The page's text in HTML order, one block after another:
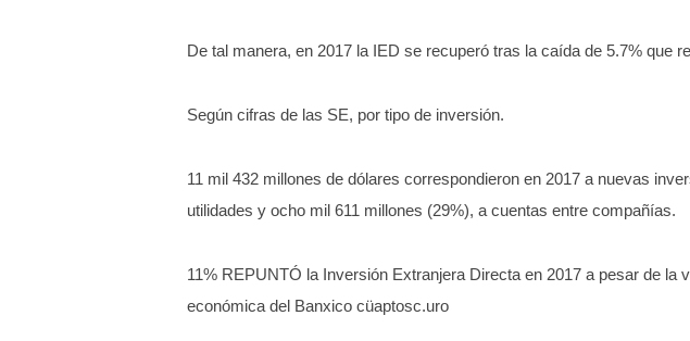
De tal manera, en 2017 la IED se recuperó tras la caída de 5.7% que
Según cifras de las SE, por tipo de inversión.
11 mil 432 millones de dólares correspondieron en 2017 a nuevas
utilidades y ocho mil 611 millones (29%), a cuentas entre compañías.
11% REPUNTÓ la Inversión Extranjera Directa en 2017 a pesar de la
económica del Banxico cüaptosc.uro